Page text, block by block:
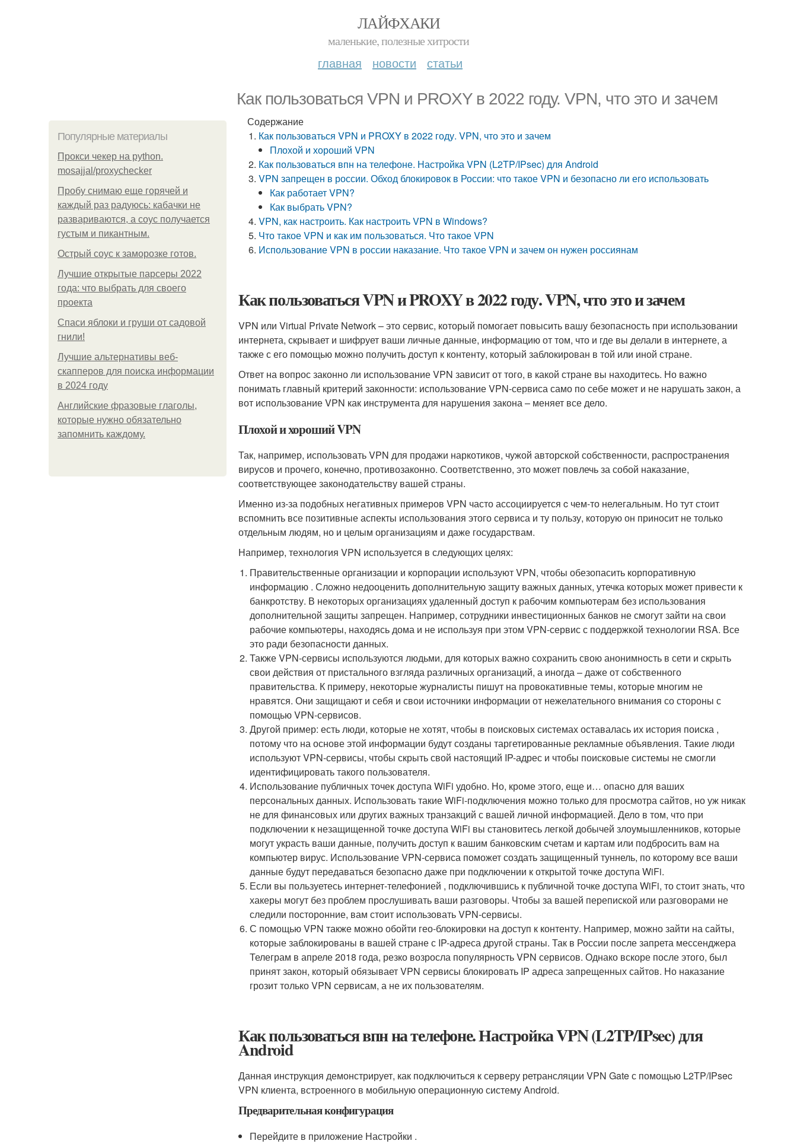
ЛАЙФХАКИ
маленькие, полезные хитрости
главная новости статьи
Как пользоваться VPN и PROXY в 2022 году. VPN, что это и зачем
Популярные материалы
Прокси чекер на python.
mosajjal/proxychecker
Пробу снимаю еще горячей и
каждый раз радуюсь: кабачки не
развариваются, а соус получается
густым и пикантным.
Острый соус к заморозке готов.
Лучшие открытые парсеры 2022
года: что выбрать для своего
проекта
Спаси яблоки и груши от садовой
гнили!
Лучшие альтернативы веб-
скапперов для поиска информации
в 2024 году
Английские фразовые глаголы,
которые нужно обязательно
запомнить каждому.
Содержание
Как пользоваться VPN и PROXY в 2022 году. VPN, что это и зачем
Плохой и хороший VPN
Как пользоваться впн на телефоне. Настройка VPN (L2TP/IPsec) для Android
VPN запрещен в россии. Обход блокировок в России: что такое VPN и безопасно ли его использовать
Как работает VPN?
Как выбрать VPN?
VPN, как настроить. Как настроить VPN в Windows?
Что такое VPN и как им пользоваться. Что такое VPN
Использование VPN в россии наказание. Что такое VPN и зачем он нужен россиянам
Как пользоваться VPN и PROXY в 2022 году. VPN, что это и зачем
VPN или Virtual Private Network – это сервис, который помогает повысить вашу безопасность при использовании
интернета, скрывает и шифрует ваши личные данные, информацию от том, что и где вы делали в интернете, а
также с его помощью можно получить доступ к контенту, который заблокирован в той или иной стране.
Ответ на вопрос законно ли использование VPN зависит от того, в какой стране вы находитесь. Но важно
понимать главный критерий законности: использование VPN-сервиса само по себе может и не нарушать закон, а
вот использование VPN как инструмента для нарушения закона – меняет все дело.
Плохой и хороший VPN
Так, например, использовать VPN для продажи наркотиков, чужой авторской собственности, распространения
вирусов и прочего, конечно, противозаконно. Соответственно, это может повлечь за собой наказание,
соответствующее законодательству вашей страны.
Именно из-за подобных негативных примеров VPN часто ассоциируется c чем-то нелегальным. Но тут стоит
вспомнить все позитивные аспекты использования этого сервиса и ту пользу, которую он приносит не только
отдельным людям, но и целым организациям и даже государствам.
Например, технология VPN используется в следующих целях:
Правительственные организации и корпорации используют VPN, чтобы обезопасить корпоративную
информацию . Сложно недооценить дополнительную защиту важных данных, утечка которых может привести к
банкротству. В некоторых организациях удаленный доступ к рабочим компьютерам без использования
дополнительной защиты запрещен. Например, сотрудники инвестиционных банков не смогут зайти на свои
рабочие компьютеры, находясь дома и не используя при этом VPN-сервис с поддержкой технологии RSA. Все
это ради безопасности данных.
Также VPN-сервисы используются людьми, для которых важно сохранить свою анонимность в сети и скрыть
свои действия от пристального взгляда различных организаций, а иногда – даже от собственного
правительства. К примеру, некоторые журналисты пишут на провокативные темы, которые многим не
нравятся. Они защищают и себя и свои источники информации от нежелательного внимания со стороны с
помощью VPN-сервисов.
Другой пример: есть люди, которые не хотят, чтобы в поисковых системах оставалась их история поиска ,
потому что на основе этой информации будут созданы таргетированные рекламные объявления. Такие люди
используют VPN-сервисы, чтобы скрыть свой настоящий IP-адрес и чтобы поисковые системы не смогли
идентифицировать такого пользователя.
Использование публичных точек доступа WiFi удобно. Но, кроме этого, еще и… опасно для ваших
персональных данных. Использовать такие WiFi-подключения можно только для просмотра сайтов, но уж никак
не для финансовых или других важных транзакций с вашей личной информацией. Дело в том, что при
подключении к незащищенной точке доступа WiFi вы становитесь легкой добычей злоумышленников, которые
могут украсть ваши данные, получить доступ к вашим банковским счетам и картам или подбросить вам на
компьютер вирус. Использование VPN-сервиса поможет создать защищенный туннель, по которому все ваши
данные будут передаваться безопасно даже при подключении к открытой точке доступа WiFi.
Если вы пользуетесь интернет-телефонией , подключившись к публичной точке доступа WiFi, то стоит знать, что
хакеры могут без проблем прослушивать ваши разговоры. Чтобы за вашей перепиской или разговорами не
следили посторонние, вам стоит использовать VPN-сервисы.
С помощью VPN также можно обойти гео-блокировки на доступ к контенту. Например, можно зайти на сайты,
которые заблокированы в вашей стране с IP-адреса другой страны. Так в России после запрета мессенджера
Телеграм в апреле 2018 года, резко возросла популярность VPN сервисов. Однако вскоре после этого, был
принят закон, который обязывает VPN сервисы блокировать IP адреса запрещенных сайтов. Но наказание
грозит только VPN сервисам, а не их пользователям.
Как пользоваться впн на телефоне. Настройка VPN (L2TP/IPsec) для
Android
Данная инструкция демонстрирует, как подключиться к серверу ретрансляции VPN Gate с помощью L2TP/IPsec
VPN клиента, встроенного в мобильную операционную систему Android.
Предварительная конфигурация
Перейдите в приложение Настройки .